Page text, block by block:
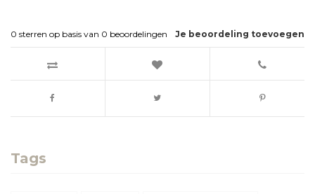
Je beoordeling toevoegen
0 sterren op basis van 0 beoordelingen
Tags